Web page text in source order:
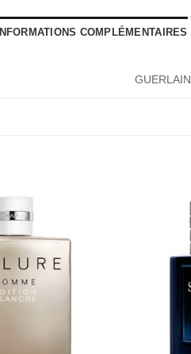
INFORMATIONS COMPLÉMENTAIRES
GUERLAIN